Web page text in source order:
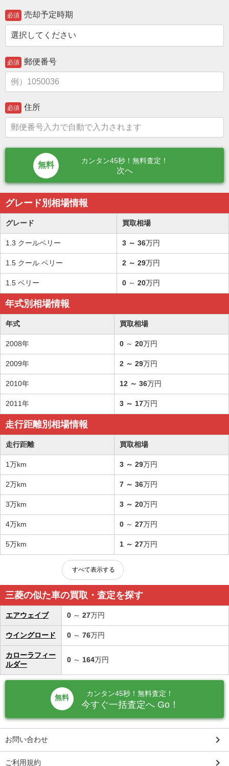
必須 売却予定時期
必須 郵便番号
必須 住所
カンタン45秒！無料査定！
次へ
グレード別相場情報
グレード 買取相場
1.3 クールベリー 3 ～ 36万円
1.5 クール ベリー 2 ～ 29万円
1.5 ベリー 0 ～ 20万円
年式別相場情報
年式 買取相場
2008年 0 ～ 20万円
2009年 2 ～ 29万円
2010年 12 ～ 36万円
2011年 3 ～ 17万円
走行距離別相場情報
走行距離 買取相場
1万km 3 ～ 29万円
2万km 7 ～ 36万円
3万km 3 ～ 20万円
4万km 0 ～ 27万円
5万km 1 ～ 27万円
すべて表示する
三菱の似た車の買取・査定を探す
エアウェイブ 0 ～ 27万円
ウイングロード 0 ～ 76万円
カローラフィー
ルダー
0 ～ 164万円
無料
カンタン45秒！無料査定！
今すぐ一括査定へ Go！
お問い合わせ keyboard_arrow_right
ご利用規約 keyboard_arrow_right